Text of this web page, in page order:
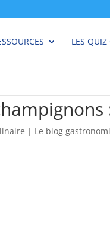
LES QUIZ
| Le blog